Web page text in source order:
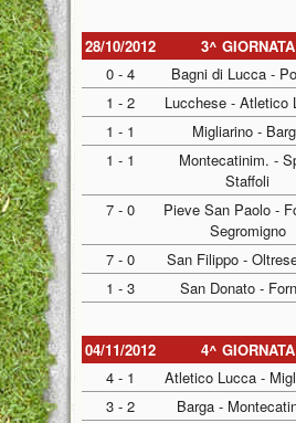
28/10/2012 3^ GIORNATA
0 - 4
Bagni di Lucca -
1 - 2
Lucchese - Atletico
1 - 1
Migliarino -
1 - 1
Montecatinim. -
Staffoli
7 - 0
Pieve San Paolo -
Segromigno
7 - 0 San Filippo -
1 - 3
San Donato -
04/11/2012 4^ GIORNATA
4 - 1
Atletico Lucca -
3 - 2
Barga -